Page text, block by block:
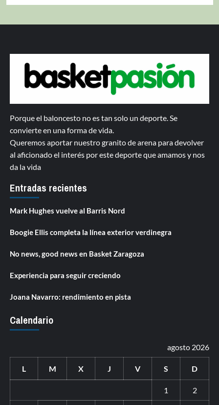
Porque el baloncesto no es tan solo un deporte. Se
convierte en una forma de vida.
Queremos aportar nuestro granito de arena para devolver
al aficionado el interés por este deporte que amamos y nos
da la vida
Entradas recientes
Mark Hughes vuelve al Barris Nord
Boogie Ellis completa la línea exterior verdinegra
No news, good news en Basket Zaragoza
Experiencia para seguir creciendo
Joana Navarro: rendimiento en pista
Calendario
agosto 2026
L M X J V S D
1 2